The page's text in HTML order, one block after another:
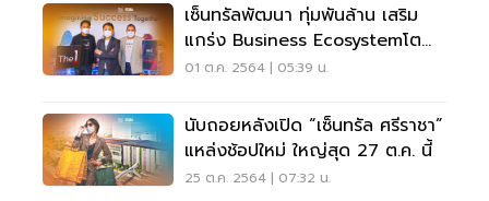
เซ็นทรัลพัฒนา ทุ่มพันล้าน เสริม
แกร่ง Business Ecosystemโต
ยั่งยืน
01 ต.ค. 2564 | 05:39 น.
นับถอยหลังเปิด “เซ็นทรัล ศรีราชา”
แหล่งช้อปใหม่ ใหญ่สุด 27 ต.ค. นี้
25 ต.ค. 2564 | 07:32 น.